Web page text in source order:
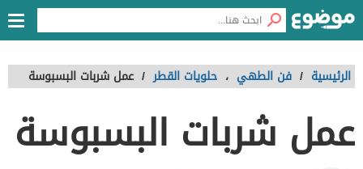
الرئيسية / فن الطهي ، حلويات القطر / عمل شربات البسبوسة
عمل شربات البسبوسة